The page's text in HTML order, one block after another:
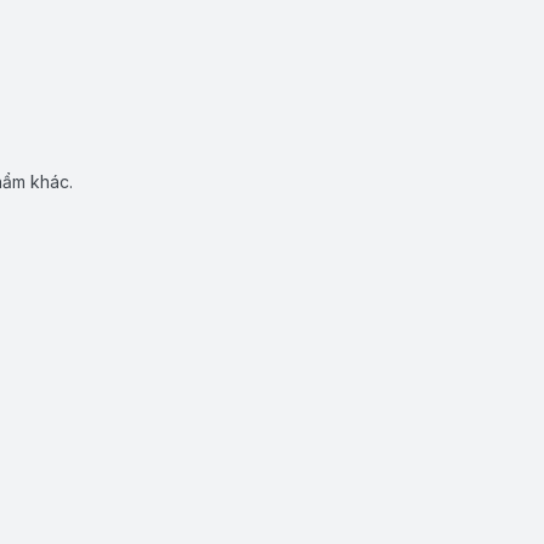
khác.